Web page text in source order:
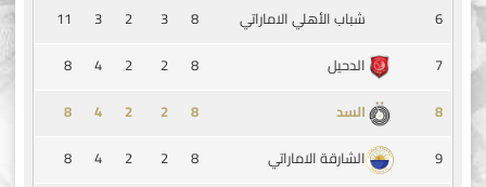
6
شباب الأهلي الاماراتي 8
3
2
3
11
7
الدحيل 8
2
2
4
8
8
السد 8
2
2
4
8
9
الشارقة الاماراتي 8
2
2
4
8